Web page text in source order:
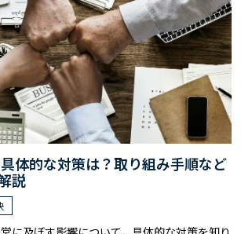
体的な対策は？取り組み手順など
説